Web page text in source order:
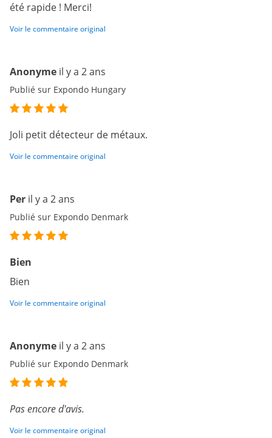
été rapide ! Merci!
Voir le commentaire original
Anonyme il y a 2 ans
Publié sur Expondo Hungary
Joli petit détecteur de métaux.
Voir le commentaire original
Per il y a 2 ans
Publié sur Expondo Denmark
Bien
Bien
Voir le commentaire original
Anonyme il y a 2 ans
Publié sur Expondo Denmark
Pas encore d'avis.
Voir le commentaire original